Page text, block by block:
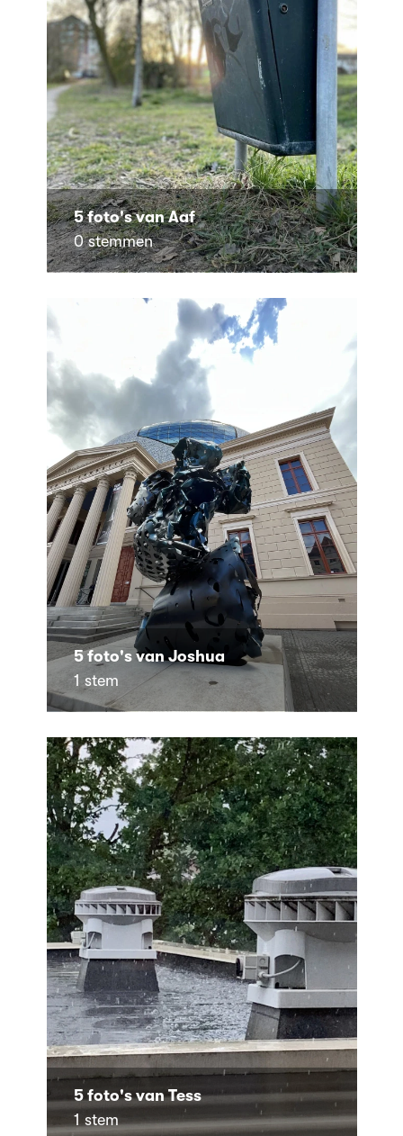
5 foto's van Aaf
0 stemmen
5 foto's van Joshua
1 stem
5 foto's van Tess
1 stem